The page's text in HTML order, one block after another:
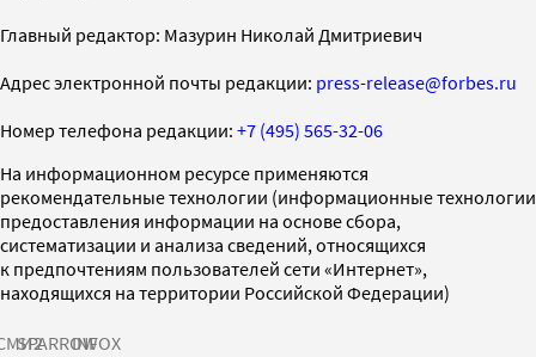
Главный редактор: Мазурин Николай Дмитриевич
Адрес электронной почты редакции: press-release@forbes.ru
Номер телефона редакции: +7 (495) 565-32-06
На информационном ресурсе применяются
рекомендательные технологии (информационные технологии
предоставления информации на основе сбора,
систематизации и анализа сведений, относящихся
к предпочтениям пользователей сети «Интернет»,
находящихся на территории Российской Федерации)
SPARROWINFOX